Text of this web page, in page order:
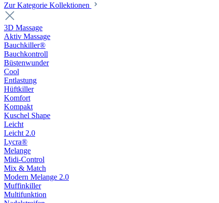
Zur Kategorie Kollektionen
3D Massage
Aktiv Massage
Bauchkiller®
Bauchkontroll
Büstenwunder
Cool
Entlastung
Hüftkiller
Komfort
Kompakt
Kuschel Shape
Leicht
Leicht 2.0
Lycra®
Melange
Midi-Control
Mix & Match
Modern Melange 2.0
Muffinkiller
Multifunktion